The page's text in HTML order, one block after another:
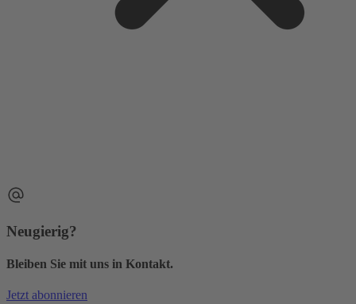
Neugierig?
Bleiben Sie mit uns in Kontakt.
Jetzt abonnieren